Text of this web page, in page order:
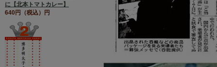
に【北本トマトカレー】
640円（税込）円